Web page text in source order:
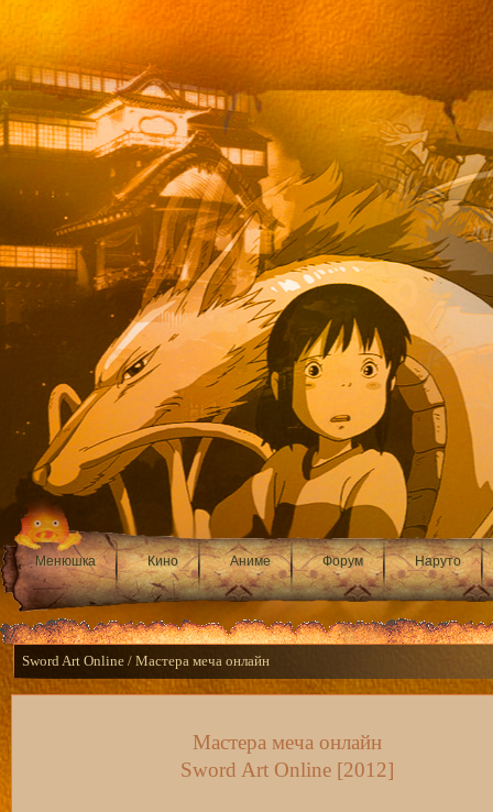
Менюшка Кино Аниме Форум Наруто
Sword Art Online / Мастера меча онлайн
Мастера меча онлайн
Sword Art Online [2012]